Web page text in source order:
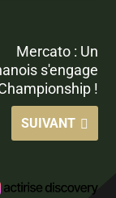
Mercato : Un
s'engage
!
SUIVANT